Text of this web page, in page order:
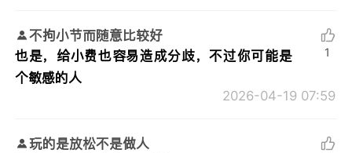
不拘小节而随意比较好
也是，给小费也容易造成分歧，不过你可能是
个敏感的人
2026-04-19 07:59
1
玩的是放松不是做人